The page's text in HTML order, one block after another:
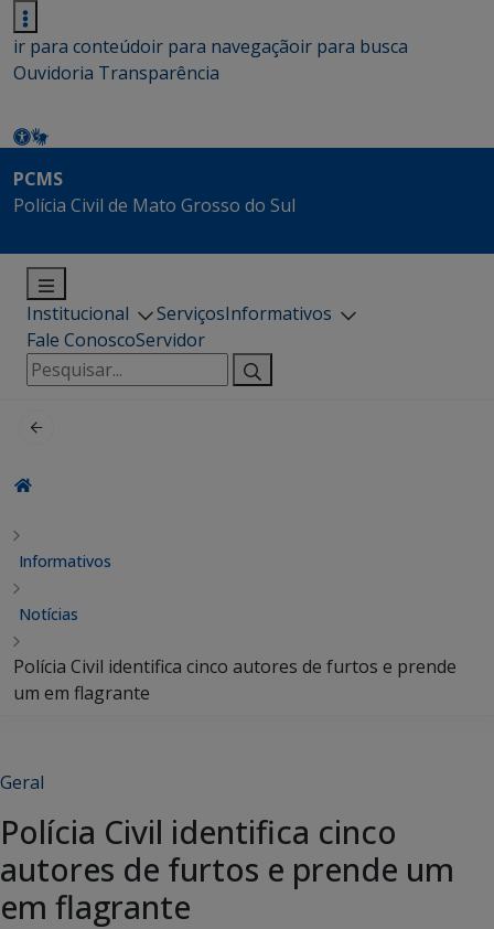
ir para conteúdoir para navegaçãoir para busca
Ouvidoria Transparência
PCMS
Polícia Civil de Mato Grosso do Sul
Institucional ServiçosInformativos
Fale ConoscoServidor
Pesquisar
por:
Informativos
Notícias
Polícia Civil identifica cinco autores de furtos e prende
um em flagrante
Geral
Polícia Civil identifica cinco
autores de furtos e prende um
em flagrante